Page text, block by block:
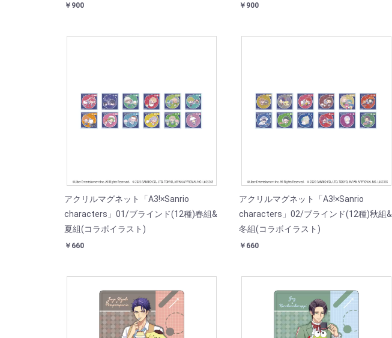
￥900 ￥900
アクリルマグネット「A3!×Sanrio
characters」01/ブラインド(12種)春組&
夏組(コラボイラスト)
￥660
アクリルマグネット「A3!×Sanrio
characters」02/ブラインド(12種)秋組&
冬組(コラボイラスト)
￥660